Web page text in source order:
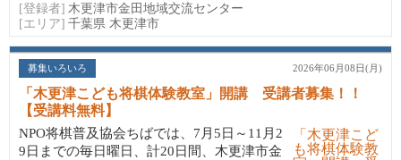
[登録者] 木更津市金田地域交流センター
[エリア] 千葉県 木更津市
募集いろいろ 2026年06月08日(月)
「木更津こども将棋体験教室」開講 受講者募集！！
【受講料無料】
NPO将棋普及協会ちばでは、7月5日～11月2
9日までの毎日曜日、計20日間、木更津市金